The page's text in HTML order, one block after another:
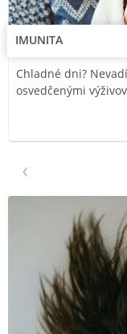
IMUNITA
Chladné dni?
osvedčenými